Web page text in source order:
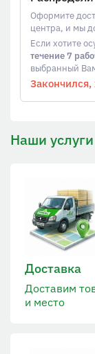
Оформите
центра, и мы
Если хотите
течение 7
выбранный
Наши услуги
Доставка
Доставим
и место